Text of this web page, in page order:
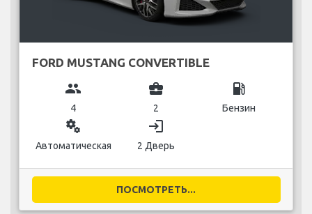
FORD MUSTANG CONVERTIBLE
group
4
business_center
2
local_gas_station
Бензин
miscellaneous_services
Автоматическая
login
2 Дверь
ПОСМОТРЕТЬ...